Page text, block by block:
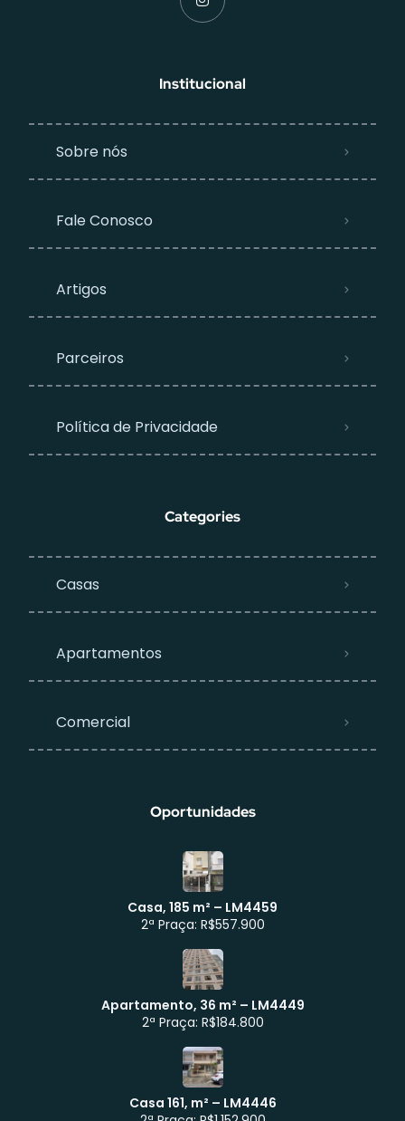
Institucional
Sobre nós
Fale Conosco
Artigos
Parceiros
Política de Privacidade
Categories
Casas
Apartamentos
Comercial
Oportunidades
Casa, 185 m² – LM4459
2ª Praça: R$557.900
Apartamento, 36 m² – LM4449
2ª Praça: R$184.800
Casa 161, m² – LM4446
Atendimento WhatsApp